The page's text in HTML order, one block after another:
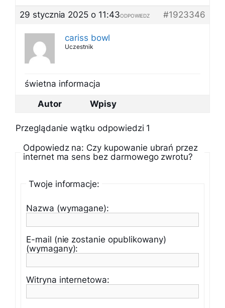
29 stycznia 2025 o 11:43
#1923346
ODPOWIEDZ
cariss bowl
Uczestnik
świetna informacja
Autor
Wpisy
Przeglądanie wątku odpowiedzi 1
Odpowiedz na: Czy kupowanie ubrań przez
internet ma sens bez darmowego zwrotu?
Twoje informacje:
Nazwa (wymagane):
E-mail (nie zostanie opublikowany)
(wymagany):
Witryna internetowa: